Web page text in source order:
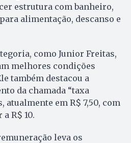
estrutura com banheiro,
alimentação, descanso e
como Junior Freitas,
melhores condições
também destacou a
da chamada “taxa
atualmente em R$ 7,50, com
R$ 10.
leva os